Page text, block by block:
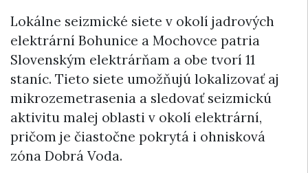
Lokálne seizmické siete v okolí jadrových
elektrární Bohunice a Mochovce patria
Slovenským elektrárňam a obe tvorí 11
staníc. Tieto siete umožňujú lokalizovať aj
mikrozemetrasenia a sledovať seizmickú
aktivitu malej oblasti v okolí elektrární,
pričom je čiastočne pokrytá i ohnisková
zóna Dobrá Voda.